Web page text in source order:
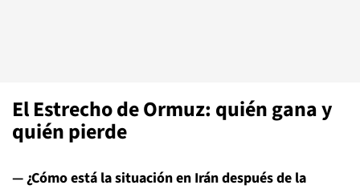
El Estrecho de Ormuz: quién gana y
quién pierde
— ¿Cómo está la situación en Irán después de la